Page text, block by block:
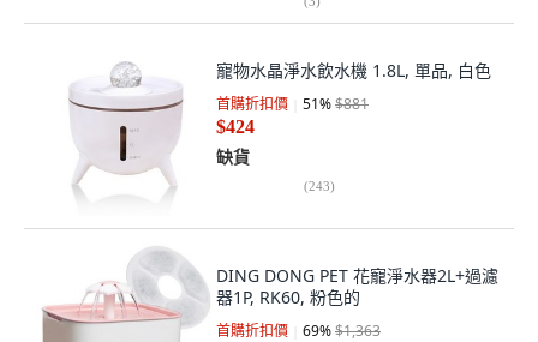
寵物水晶淨水飲水機 1.8L, 單品, 白色
首購折扣價 51%$881
$424
缺貨
(243)
DING DONG PET 花寵淨水器2L+過濾
器1P, RK60, 粉色的
首購折扣價 69%$1,363